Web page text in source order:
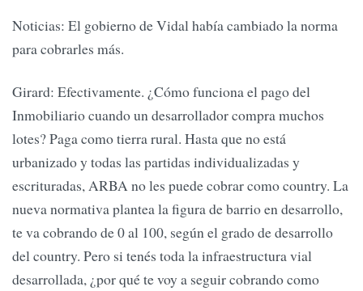
Noticias: El gobierno de Vidal había cambiado la norma
para cobrarles más.
Girard: Efectivamente. ¿Cómo funciona el pago del
Inmobiliario cuando un desarrollador compra muchos
lotes? Paga como tierra rural. Hasta que no está
urbanizado y todas las partidas individualizadas y
escrituradas, ARBA no les puede cobrar como country. La
nueva normativa plantea la figura de barrio en desarrollo,
te va cobrando de 0 al 100, según el grado de desarrollo
del country. Pero si tenés toda la infraestructura vial
desarrollada, ¿por qué te voy a seguir cobrando como